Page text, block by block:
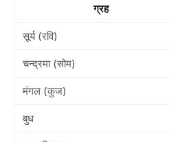
ग्रह
सूर्य (रवि)
चन्द्रमा (सोम)
मंगल (कुज)
बुध